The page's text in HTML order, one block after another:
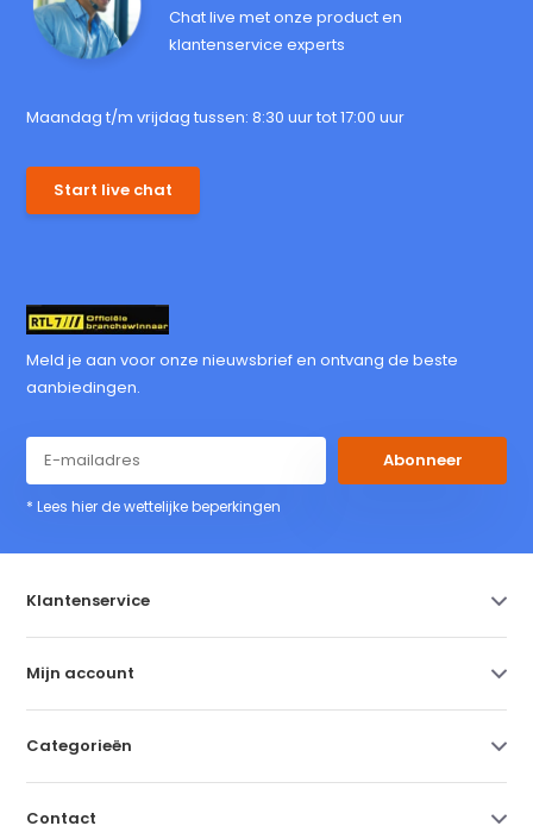
Chat live met onze product en
klantenservice experts
Maandag t/m vrijdag tussen: 8:30 uur tot 17:00 uur
Start live chat
Meld je aan voor onze nieuwsbrief en ontvang de beste
aanbiedingen.
Abonneer
* Lees hier de wettelijke beperkingen
Klantenservice
Mijn account
Categorieën
Contact